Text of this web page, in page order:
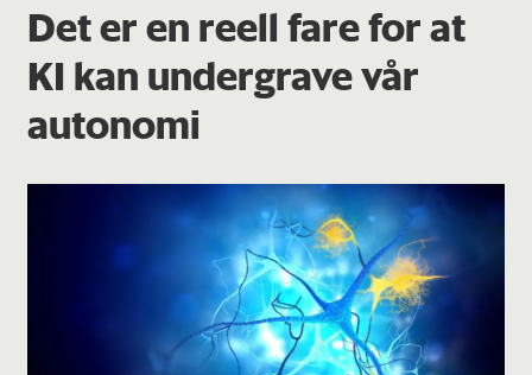
Det er en reell fare for at
KI kan undergrave vår
autonomi